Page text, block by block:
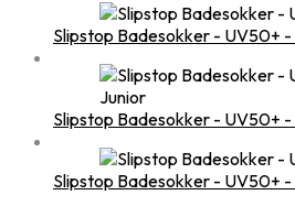
Slipstop Badesokker - UV50+ -
Slipstop Badesokker - UV50+ -
Slipstop Badesokker - UV50+